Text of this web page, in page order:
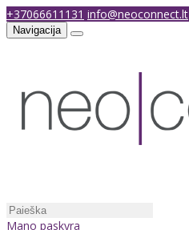
+37066611131 info@neoconnect.lt
Navigacija
Mano paskyra